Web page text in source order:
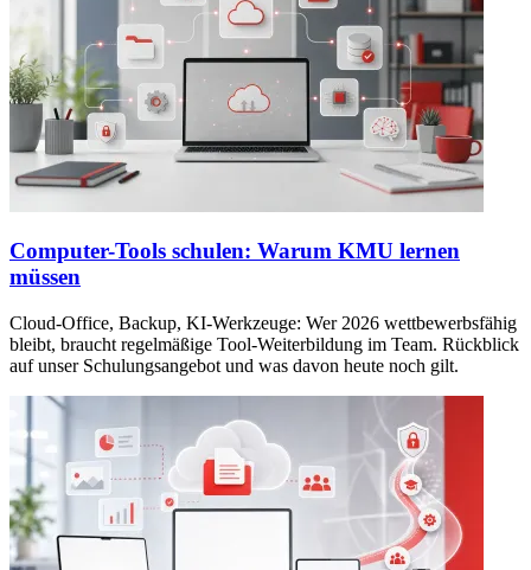
Computer-Tools schulen: Warum KMU lernen
müssen
Cloud-Office, Backup, KI-Werkzeuge: Wer 2026 wettbewerbsfähig
bleibt, braucht regelmäßige Tool-Weiterbildung im Team. Rückblick
auf unser Schulungsangebot und was davon heute noch gilt.